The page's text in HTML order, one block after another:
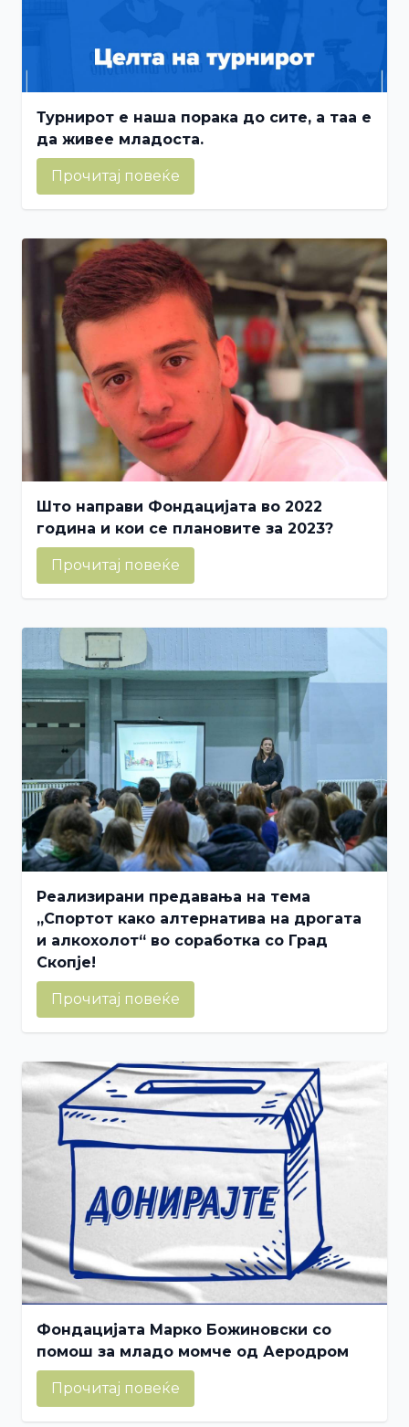
Турнирот е наша порака до сите, а таа е
да живее младоста.
Прочитај повеќе
Што направи Фондацијата во 2022
година и кои се плановите за 2023?
Прочитај повеќе
Реализирани предавања на тема
„Спортот како алтернатива на дрогата
и алкохолот“ во соработка со Град
Скопје!
Прочитај повеќе
Фондацијата Марко Божиновски со
помош за младо момче од Аеродром
Прочитај повеќе